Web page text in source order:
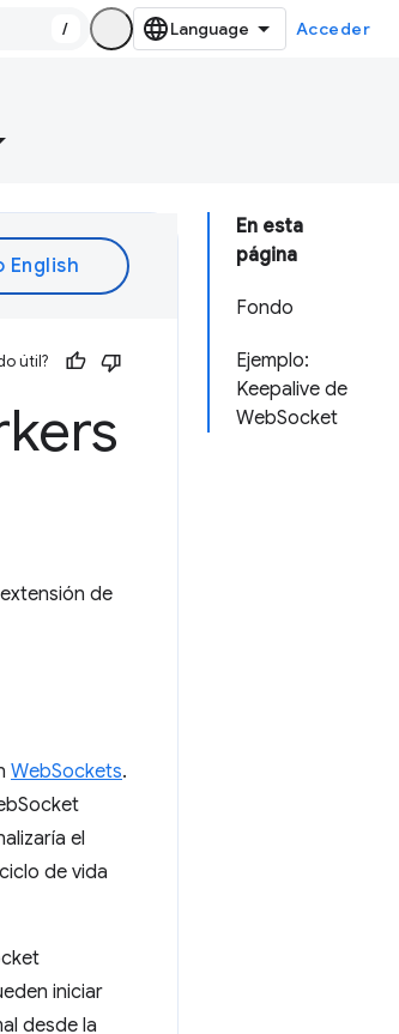
/ Acceder
En esta
página
Fondo
Ejemplo:
Keepalive de
WebSocket
útil?
de
WebSockets.
el
de vida
iniciar
desde la